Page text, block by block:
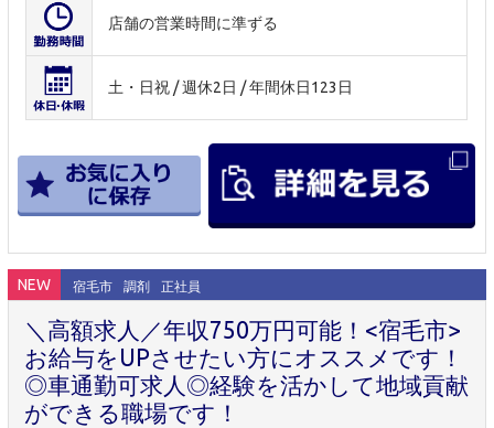
店舗の営業時間に準ずる
土・日祝 / 週休2日 / 年間休日123日
NEW 宿毛市 調剤 正社員
＼高額求人／年収750万円可能！<宿毛市>
お給与をUPさせたい方にオススメです！
◎車通勤可求人◎経験を活かして地域貢献
ができる職場です！